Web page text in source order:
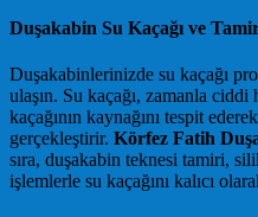
Duşakabin Su Kaçağı ve
Duşakabinlerinizde su kaçağı
ulaşın. Su kaçağı, zamanla
kaçağının kaynağını tespit
gerçekleştirir. Körfez Fatih
sıra, duşakabin teknesi tamiri,
işlemlerle su kaçağını kalıcı